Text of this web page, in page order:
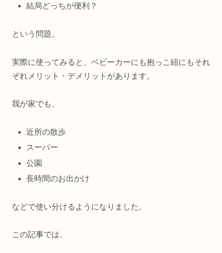
結局どっちが便利？
という問題。
実際に使ってみると、ベビーカーにも抱っこ紐にもそれ
ぞれメリット・デメリットがあります。
我が家でも、
近所の散歩
スーパー
公園
長時間のお出かけ
などで使い分けるようになりました。
この記事では、